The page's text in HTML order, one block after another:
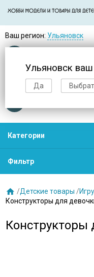
Ваш регион: Ульяновск
Ульяновск ваш
Да
Доставкав день
Категории
Фильтр
 /Детские товары /
Конструкторы для
Конструкторы